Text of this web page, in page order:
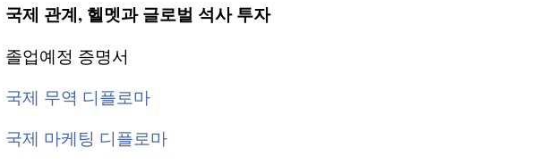
국제 관계, 헬멧과 글로벌 석사 투자
졸업예정 증명서
국제 무역 디플로마
국제 마케팅 디플로마